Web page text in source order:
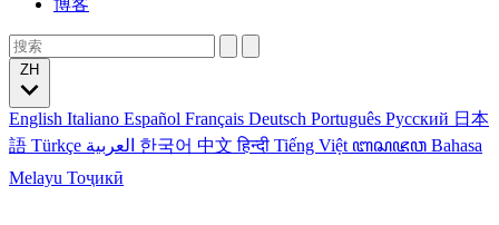
博客
English Italiano Español Français Deutsch Português Русский 日本
語 Türkçe 한국어 中文हिन्दी Tiếng Việt ꦧꦱꦗꦮ Bahasa
Melayu Тоҷикӣ